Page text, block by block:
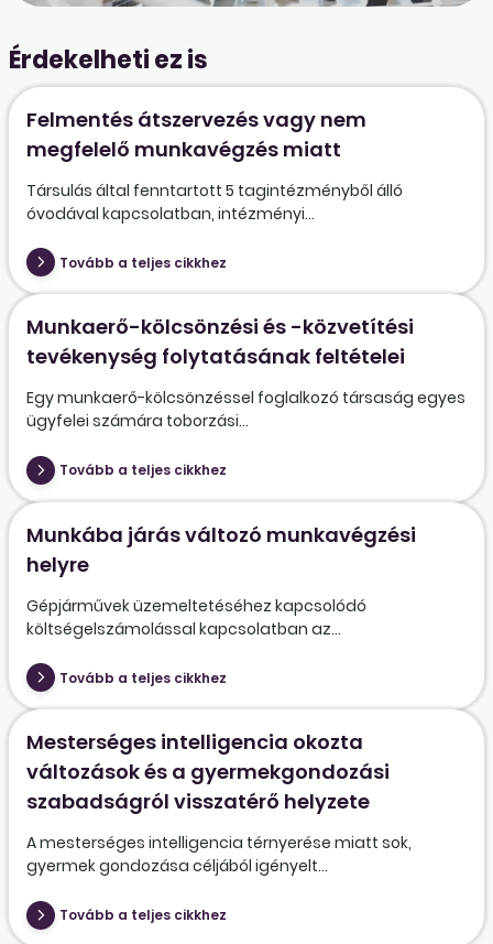
Érdekelheti ez is
Felmentés átszervezés vagy nem
megfelelő munkavégzés miatt
Társulás által fenntartott 5 tagintézményből álló
óvodával kapcsolatban, intézményi...
Tovább a teljes cikkhez
Munkaerő-kölcsönzési és -közvetítési
tevékenység folytatásának feltételei
Egy munkaerő-kölcsönzéssel foglalkozó társaság egyes
ügyfelei számára toborzási...
Tovább a teljes cikkhez
Munkába járás változó munkavégzési
helyre
Gépjárművek üzemeltetéséhez kapcsolódó
költségelszámolással kapcsolatban az...
Tovább a teljes cikkhez
Mesterséges intelligencia okozta
változások és a gyermekgondozási
szabadságról visszatérő helyzete
A mesterséges intelligencia térnyerése miatt sok,
gyermek gondozása céljából igényelt...
Tovább a teljes cikkhez